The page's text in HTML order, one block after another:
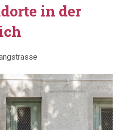
in der